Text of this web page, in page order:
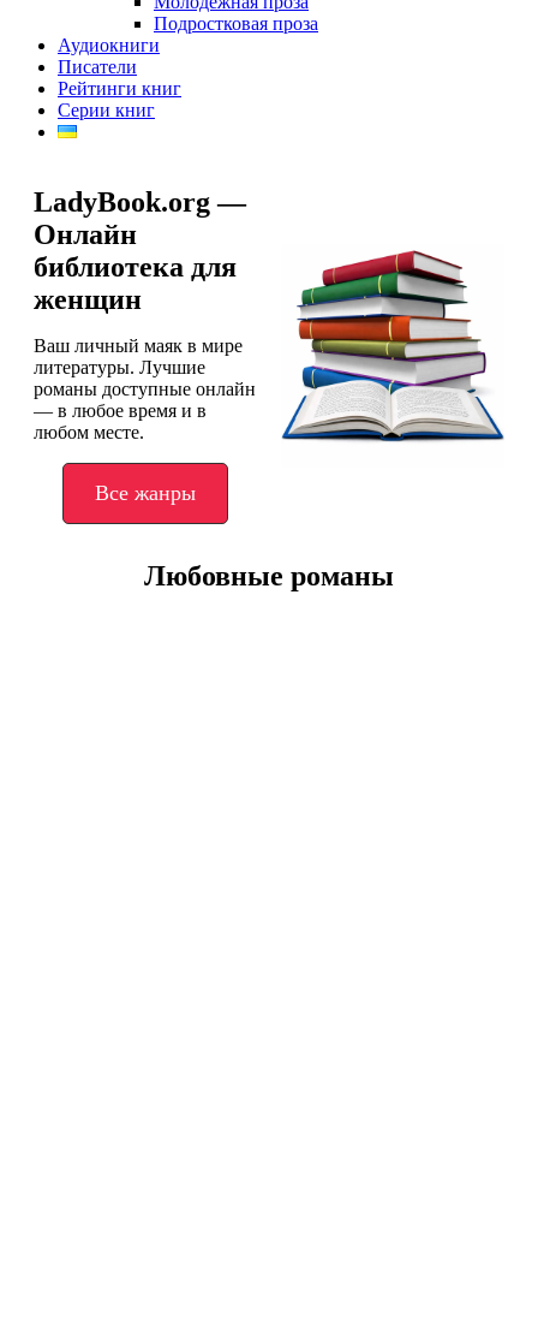
Подростковая проза
Аудиокниги
Писатели
Рейтинги книг
Серии книг
LadyBook.org —
Онлайн
библиотека для
женщин
Ваш личный маяк в мире
литературы. Лучшие
романы доступные онлайн
— в любое время и в
любом месте.
Все жанры
Любовные романы